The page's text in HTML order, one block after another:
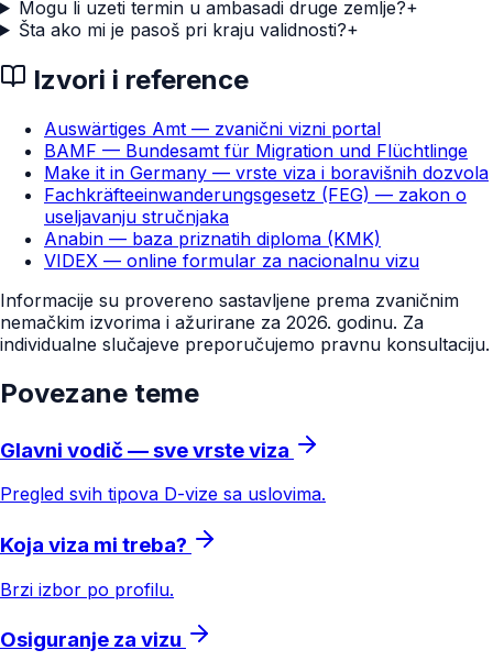
Mogu li uzeti termin u ambasadi druge zemlje?+
Šta ako mi je pasoš pri kraju validnosti?+
Izvori i reference
Auswärtiges Amt — zvanični vizni portal
BAMF — Bundesamt für Migration und Flüchtlinge
Make it in Germany — vrste viza i boravišnih dozvola
Fachkräfteeinwanderungsgesetz (FEG) — zakon o
useljavanju stručnjaka
Anabin — baza priznatih diploma (KMK)
VIDEX — online formular za nacionalnu vizu
Informacije su provereno sastavljene prema zvaničnim
nemačkim izvorima i ažurirane za 2026. godinu. Za
individualne slučajeve preporučujemo pravnu konsultaciju.
Povezane teme
Glavni vodič — sve vrste viza
Pregled svih tipova D-vize sa uslovima.
Koja viza mi treba?
Brzi izbor po profilu.
Osiguranje za vizu